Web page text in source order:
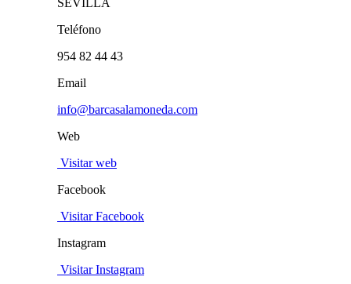
Teléfono
954 82 44 43
Email
info@barcasalamoneda.com
Web
Visitar web
Facebook
Visitar Facebook
Instagram
Visitar Instagram